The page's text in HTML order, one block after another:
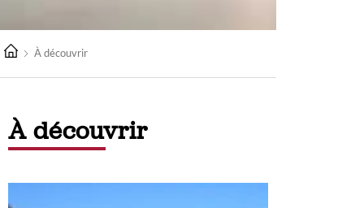
À découvrir
À découvrir